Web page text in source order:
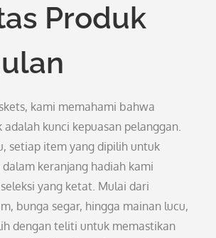
Produk
kami memahami bahwa
adalah kunci kepuasan pelanggan.
setiap item yang dipilih untuk
keranjang hadiah kami
yang ketat. Mulai dari
bunga segar, hingga mainan lucu,
dengan teliti untuk memastikan